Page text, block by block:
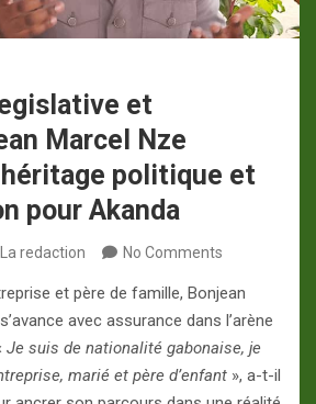
et
Marcel Nze
héritage politique et
pour Akanda
La redaction No Comments
et père de famille, Bonjean
avec assurance dans l’arène
Je suis de nationalité gabonaise, je
marié et père d’enfant », a-t-il